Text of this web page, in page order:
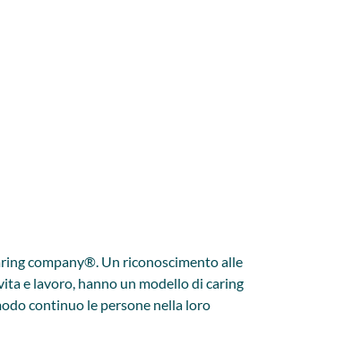
company®. Un riconoscimento alle
e lavoro, hanno un modello di caring
continuo le persone nella loro